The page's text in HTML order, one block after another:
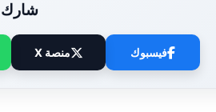
شارك
فيسبوك منصة X